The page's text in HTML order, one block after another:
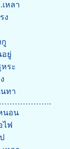
หลา
ง
อยู่
ระ
ทา
นอน
ไฟ